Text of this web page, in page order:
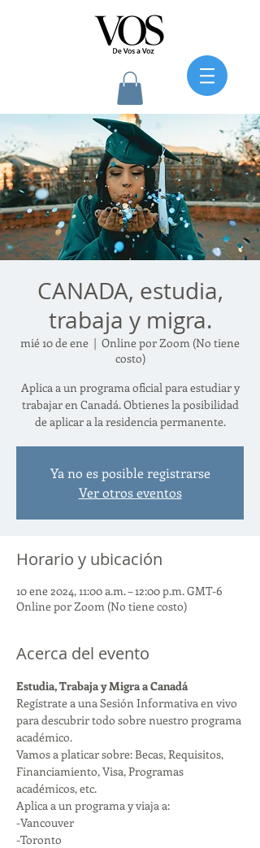
CANADA, estudia,
trabaja y migra.
mié 10 de ene
  |
Online por Zoom (No tiene
costo)
Aplica a un programa oficial para estudiar y
trabajar en Canadá. Obtienes la posibilidad
de aplicar a la residencia permanente.
Ya no es posible registrarse
Ver otros eventos
Horario y ubicación
10 ene 2024, 11:00 a.m. – 12:00 p.m. GMT-6
Online por Zoom (No tiene costo)
Acerca del evento
Estudia, Trabaja y Migra a Canadá
Regístrate a una Sesión Informativa en vivo
para descubrir todo sobre nuestro programa
académico.
Vamos a platicar sobre: Becas, Requisitos,
Financiamiento, Visa, Programas
académicos, etc.
Aplica a un programa y viaja a:
-Vancouver
-Toronto